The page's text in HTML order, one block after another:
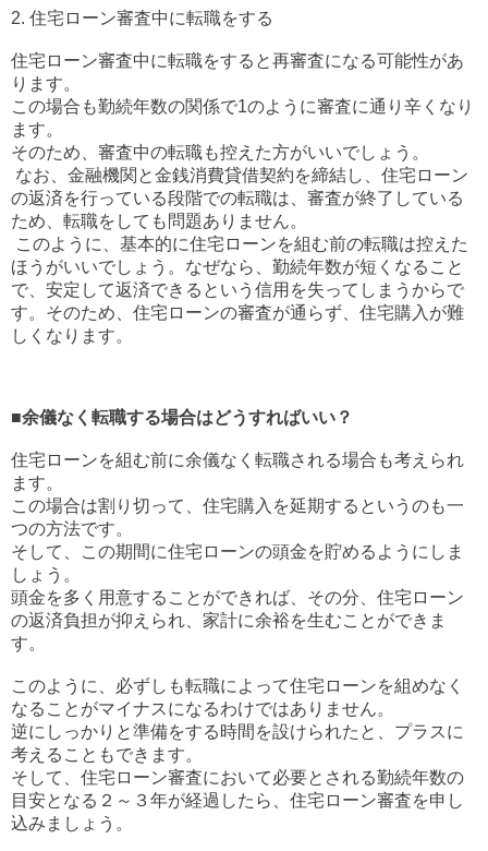
2. 住宅ローン審査中に転職をする
住宅ローン審査中に転職をする と再審査になる可能性があ
ります。
この場合も勤続年数の関係で1のように審査に通り辛くなり
ます。
そのため、審査中の転職も控えた方がいいでしょう。
なお、金融機関と金銭消費貸借契約を締結し、住宅ローン
の返済を行っている段階での転職は、審査が終了している
ため、転職をしても問題ありません。
このように、基本的に住宅ローンを組む前の転職は控えた
ほうがいいでしょう。なぜなら、勤続年数が短くなること
で、安定して返済できるという信用を失ってしまうからで
す。そのため、住宅ローンの審査が通らず、住宅購入が難
しくなります。
■余儀なく転職する場合はどうすればいい？
住宅ローンを組む前に余儀なく転職される場合も考えられ
ます。
この場合は割り切って、住宅購入を延期するというのも一
つの方法です。
そして、この期間に住宅ローンの頭金を貯めるようにしま
しょう。
頭金を多く用意することができれば、その分、住宅ローン
の返済負担が抑えられ、家計に余裕を生むことができま
す。
このように、必ずしも転職によって住宅ローンを組めなく
なることがマイナスになるわけではありません。
逆にしっかりと準備をする時間を設けられたと、プラスに
考えることもできます。
そして、住宅ローン審査において必要とされる勤続年数の
目安となる２～３年が経過したら、住宅ローン審査を申し
込みましょう。